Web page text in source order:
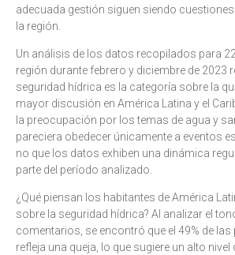
adecuada gestión siguen siendo
la región.
Un análisis de los datos recopilados para
región durante febrero y diciembre de 2023
seguridad hídrica es la categoría sobre la
mayor discusión en América Latina y el
la preocupación por los temas de agua y
pareciera obedecer únicamente a eventos
no que los datos exhiben una dinámica
parte del período analizado.
¿Qué piensan los habitantes de América
sobre la seguridad hídrica? Al analizar el
comentarios, se encontró que el 49% de
refleja una queja, lo que sugiere un alto nivel